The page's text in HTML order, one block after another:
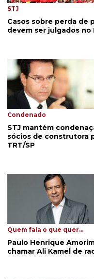
STJ
Casos sobre perda de
devem ser julgados no
Condenado
STJ mantém
sócios de construtora
TRT/SP
Quem fala o que quer...
Paulo Henrique
chamar Ali Kamel de